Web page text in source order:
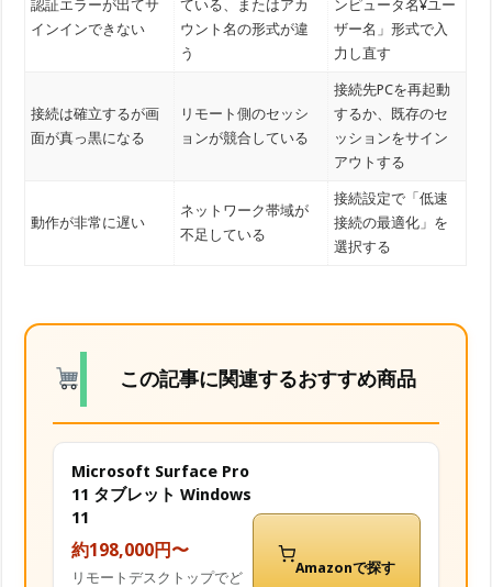
認証エラーが出てサ
インインできない
ている、またはアカ
ウント名の形式が違
う
ンピュータ名¥ユー
ザー名」形式で入
力し直す
接続は確立するが画
面が真っ黒になる
リモート側のセッシ
ョンが競合している
接続先PCを再起動
するか、既存のセ
ッションをサイン
アウトする
動作が非常に遅い
ネットワーク帯域が
不足している
接続設定で「低速
接続の最適化」を
選択する
この記事に関連するおすすめ商品
Microsoft Surface Pro
11 タブレット Windows
11
約198,000円〜
リモートデスクトップでど
Amazonで探す